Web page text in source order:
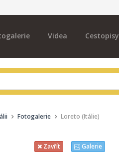
Videa Cestopisy
Fotogalerie Loreto (Itálie)
Zavřít Galerie